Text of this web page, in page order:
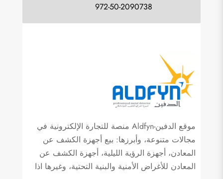
972-50-2090738
موقع الدفين-Aldfyn منصة للتجارة الإلكترونية في
مجالات متنوعة، وأبرزها: بيع أجهزة الكشف عن
المعادن، أجهزة الرؤية الليلية، أجهزة الكشف عن
المعادن للأغراض الأمنية والبنية التحتية، وغيرها اذا